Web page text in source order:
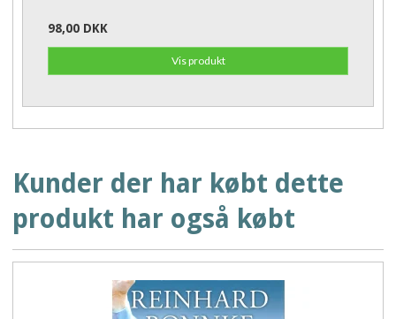
98,00 DKK
Vis produkt
Kunder der har købt dette
produkt har også købt